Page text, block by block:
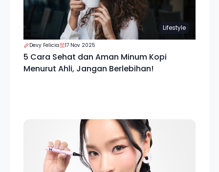
Lifestyle
Devy Felicia 17 Nov 2025
5 Cara Sehat dan Aman Minum Kopi
Menurut Ahli, Jangan Berlebihan!